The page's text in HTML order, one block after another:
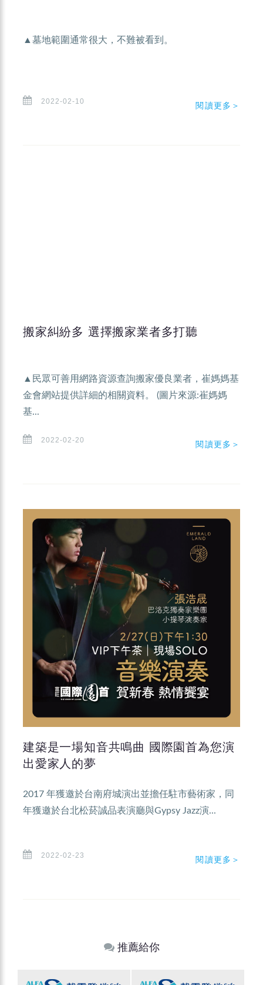
▲墓地範圍通常很大，不難被看到。
2022-02-10 閱讀更多＞
搬家糾紛多 選擇搬家業者多打聽
▲民眾可善用網路資源查詢搬家優良業者，崔媽媽基
金會網站提供詳細的相關資料。 (圖片來源:崔媽媽
基...
2022-02-20 閱讀更多＞
建築是一場知音共鳴曲 國際園首為您演
出愛家人的夢
2017 年獲邀於台南府城演出並擔任駐市藝術家，同
年獲邀於台北松菸誠品表演廳與Gypsy Jazz演...
2022-02-23 閱讀更多＞
推薦給你